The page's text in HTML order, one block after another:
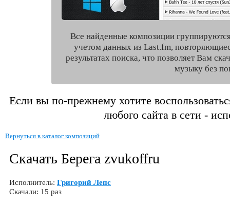
Все найденные композиции
учетом данных из Last.fm,
результатах поиска, что позволяет Вам
музыку без
Если вы по-прежнему хотите
любого сайта в сети -
Вернуться в каталог композиций
Скачать Берега zvukoffru
Исполнитель: Григорий Лепс
Скачали: 15 раз